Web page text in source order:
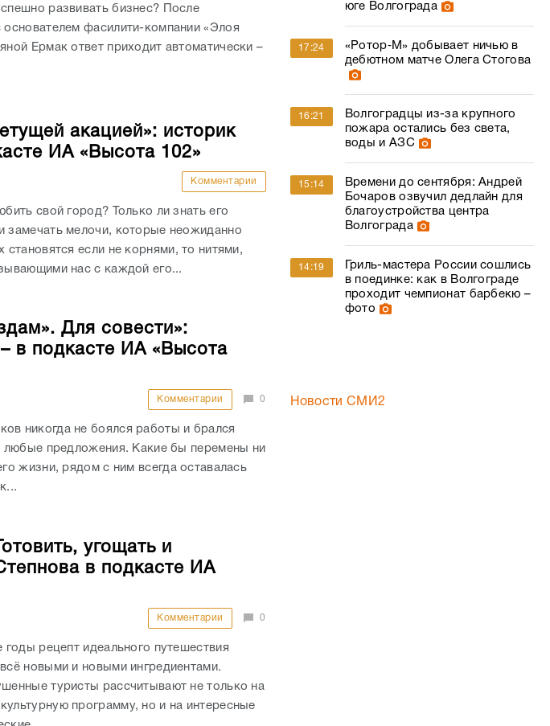
развивать бизнес? После
основателем фасилити-компании «Элоя
Ермак ответ приходит автоматически –
акацией»: историк
ИА «Высота 102»
Комментарии
свой город? Только ли знать его
замечать мелочи, которые неожиданно
становятся если не корнями, то нитями,
нас с каждой его...
Для совести»:
в подкасте ИА «Высота
Комментарии 0
никогда не боялся работы и брался
любые предложения. Какие бы перемены ни
жизни, рядом с ним всегда оставалась
угощать и
в подкасте ИА
Комментарии 0
годы рецепт идеального путешествия
новыми и новыми ингредиентами.
туристы рассчитывают не только на
программу, но и на интересные
юге Волгограда
17:24
«Ротор‑М» добывает ничью в
дебютном матче Олега Стогова
16:21
Волгоградцы из-за крупного
пожара остались без света,
воды и АЗС
15:14
Времени до сентября: Андрей
Бочаров озвучил дедлайн для
благоустройства центра
Волгограда
14:19
Гриль-мастера России сошлись
в поединке: как в Волгограде
проходит чемпионат барбекю –
фото
Новости СМИ2